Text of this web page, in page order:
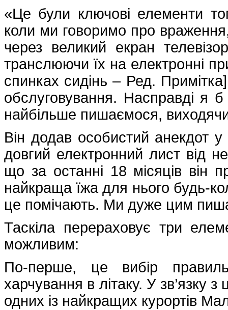
«Це були ключові елементи
коли ми говоримо про
через великий екран
транслюючи їх на електронні
спинках сидінь – Ред.
обслуговування. Насправді я
найбільше пишаємося,
Він додав особистий анекдот
довгий електронний лист від
що за останні 18 місяців він
найкраща їжа для нього будь-
це помічають. Ми дуже цим
Таскіла перераховує три
можливим:
По-перше, це вибір
харчування в літаку. У
одних із найкращих курортів